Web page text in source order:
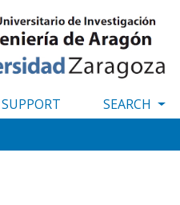
to
main
content
SUPPORT